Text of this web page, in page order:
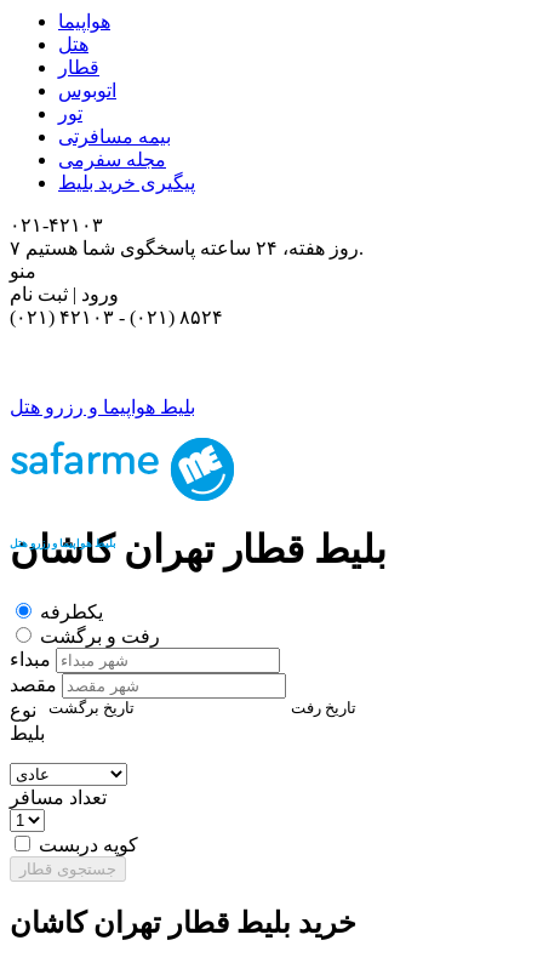
هواپیما
هتل
قطار
اتوبوس
تور
بیمه مسافرتی
مجله سفرمی
پیگیری خرید بلیط
۰۲۱-۴٢١٠٣
۷ روز هفته، ۲۴ ساعته پاسخگوی شما هستیم.
منو
ورود | ثبت نام
- (۰۲۱) ۸۵۲۴
بلیط هواپیما و رزرو هتل
بلیط هواپیما و رزرو هتل
بلیط قطار تهران کاشان
یکطرفه
رفت و برگشت
مبداء
مقصد
تاریخ رفت تاریخ برگشت
نوع
بلیط
تعداد مسافر
کوپه دربست
جستجوی قطار
خرید بلیط قطار تهران کاشان